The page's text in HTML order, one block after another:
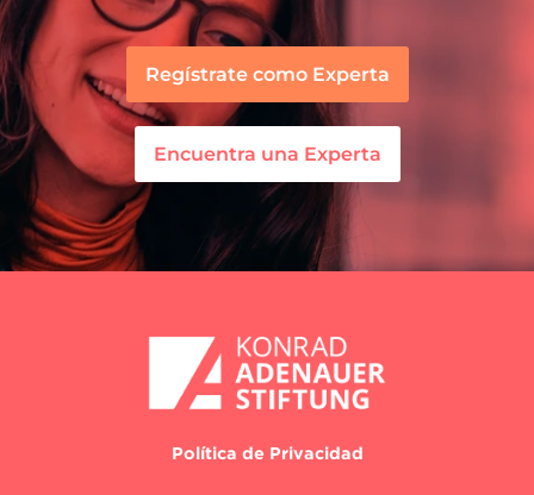
Regístrate como Experta
Encuentra una Experta
Política de Privacidad